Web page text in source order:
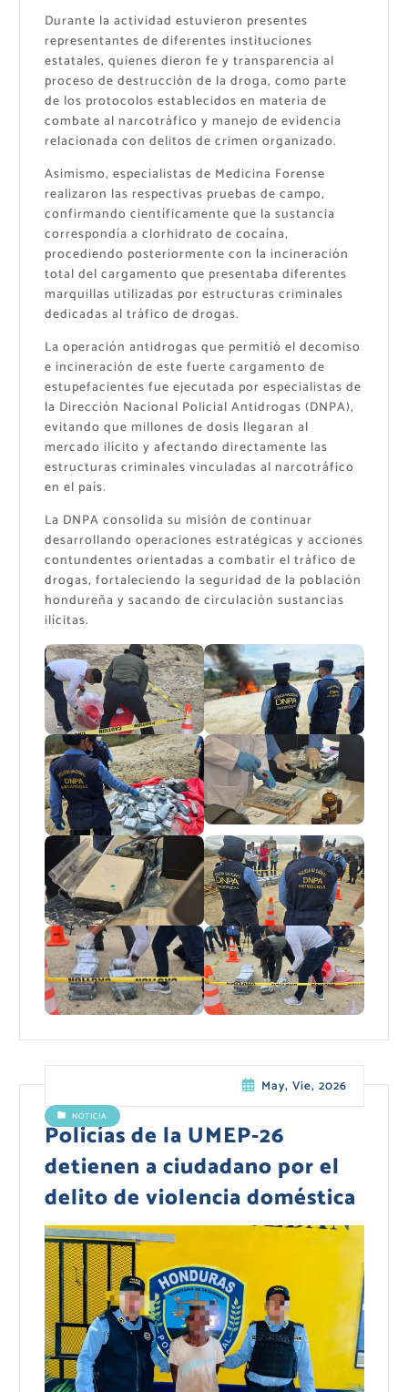
Durante la actividad estuvieron presentes
representantes de diferentes instituciones
estatales, quienes dieron fe y transparencia al
proceso de destrucción de la droga, como parte
de los protocolos establecidos en materia de
combate al narcotráfico y manejo de evidencia
relacionada con delitos de crimen organizado.
Asimismo, especialistas de Medicina Forense
realizaron las respectivas pruebas de campo,
confirmando científicamente que la sustancia
correspondía a clorhidrato de cocaína,
procediendo posteriormente con la incineración
total del cargamento que presentaba diferentes
marquillas utilizadas por estructuras criminales
dedicadas al tráfico de drogas.
La operación antidrogas que permitió el decomiso
e incineración de este fuerte cargamento de
estupefacientes fue ejecutada por especialistas de
la Dirección Nacional Policial Antidrogas (DNPA),
evitando que millones de dosis llegaran al
mercado ilícito y afectando directamente las
estructuras criminales vinculadas al narcotráfico
en el país.
La DNPA consolida su misión de continuar
desarrollando operaciones estratégicas y acciones
contundentes orientadas a combatir el tráfico de
drogas, fortaleciendo la seguridad de la población
hondureña y sacando de circulación sustancias
ilícitas.
May, Vie, 2026
NOTICIA
Policías de la UMEP-26
detienen a ciudadano por el
delito de violencia doméstica